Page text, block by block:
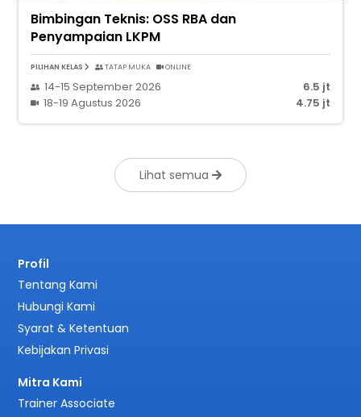
Bimbingan Teknis: OSS RBA dan
Penyampaian LKPM
PILIHAN KELAS TATAP MUKA ONLINE
14-15 September 2026
6.5 jt
18-19 Agustus 2026
4.75 jt
Lihat semua
Profil
Tentang Kami
Hubungi Kami
Syarat & Ketentuan
Kebijakan Privasi
Mitra Kami
Trainer Associate